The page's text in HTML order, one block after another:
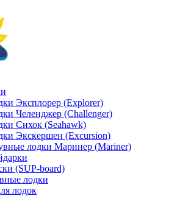
Эксплорер (Explorer)
Челенджер (Challenger)
Сихок (Seahawk)
Экскершен (Excursion)
лодки Маринер (Mariner)
(SUP-board)
лодки
лодок